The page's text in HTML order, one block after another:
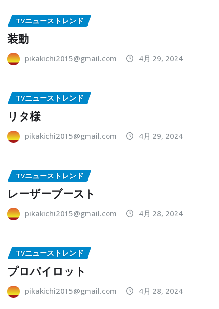
TVニューストレンド
装動
pikakichi2015@gmail.com 4月 29, 2024
TVニューストレンド
リタ様
pikakichi2015@gmail.com 4月 29, 2024
TVニューストレンド
レーザーブースト
pikakichi2015@gmail.com 4月 28, 2024
TVニューストレンド
プロパイロット
pikakichi2015@gmail.com 4月 28, 2024